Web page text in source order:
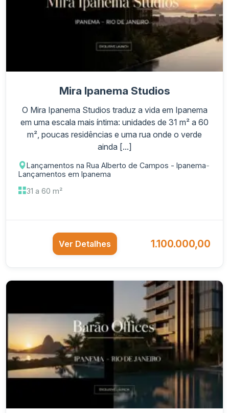
Mira Ipanema Studios
O Mira Ipanema Studios traduz a vida em Ipanema
em uma escala mais íntima: unidades de 31 m² a 60
m², poucas residências e uma rua onde o verde
ainda [...]
Lançamentos na Rua Alberto de Campos - Ipanema-
Lançamentos em Ipanema
31 a 60 m²
Ver Detalhes 1.100.000,00